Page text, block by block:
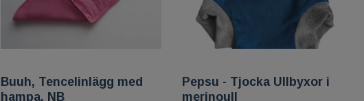
Buuh, Tencelinlägg med
hampa, NB
Pepsu - Tjocka Ullbyxor i
merinoull